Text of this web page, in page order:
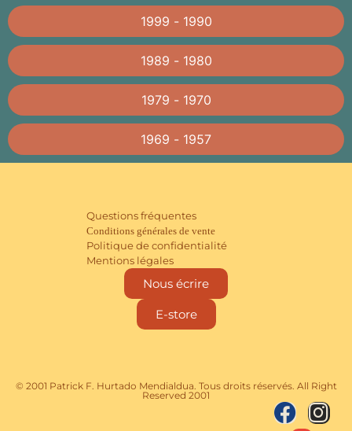
1999 - 1990
1989 - 1980
1979 - 1970
1969 - 1957
Questions fréquentes
Conditions générales de vente
Politique de confidentialité
Mentions légales
Nous écrire
E-store
© 2001 Patrick F. Hurtado Mendialdua. Tous droits réservés. All Right
Reserved 2001